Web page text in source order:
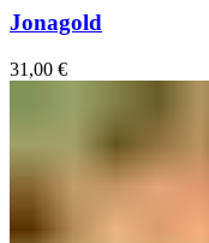
Jonagold
31,00 €